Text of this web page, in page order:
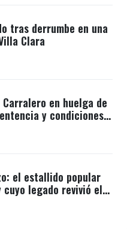
tras derrumbe en una
Clara
en huelga de
y condiciones
el estallido popular
legado revivió el